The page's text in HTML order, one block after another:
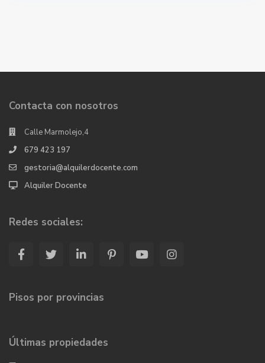
Contacta con nosotros
Calle Marmolejo,4
679 423 197
gestoria@alquilerdocente.com
Alquiler Docente
Redes sociales:
Pisos por provincias
Últimas propiedades